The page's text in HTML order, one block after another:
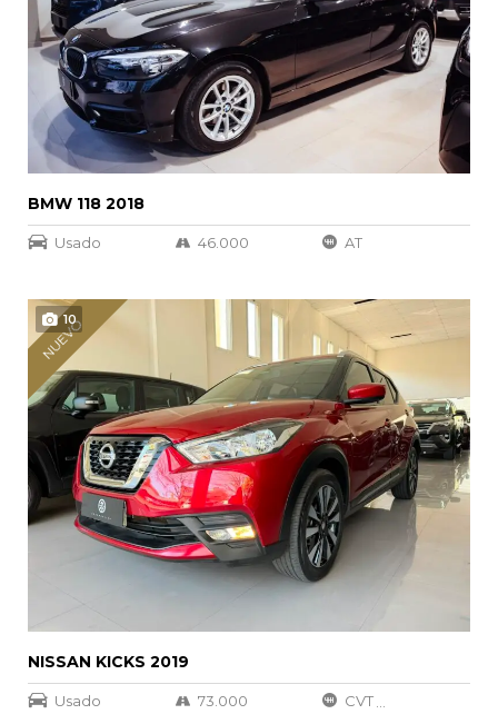
BMW 118 2018
Usado 46.000 AT
10
NUEVO
NISSAN KICKS 2019
Usado 73.000 CVT